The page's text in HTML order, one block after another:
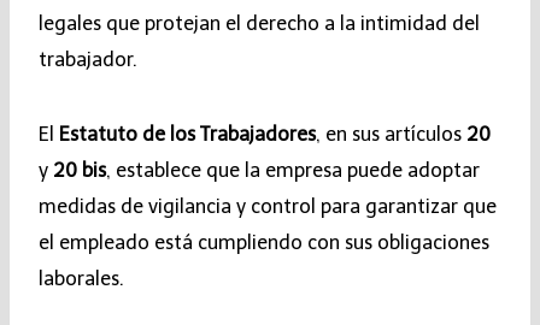
legales que protejan el derecho a la intimidad del
trabajador.
El Estatuto de los Trabajadores, en sus artículos 20
y 20 bis, establece que la empresa puede adoptar
medidas de vigilancia y control para garantizar que
el empleado está cumpliendo con sus obligaciones
laborales.